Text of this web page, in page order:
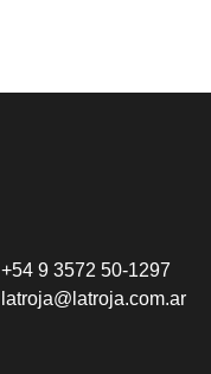
+54 9 3572 50-1297
latroja@latroja.com.ar